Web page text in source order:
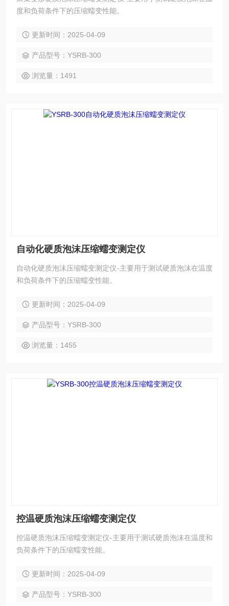
度和负荷条件下的压缩蠕变性能。
更新时间：2025-04-09
产品型号：YSRB-300
浏览量：1491
自动化硬质泡沫压缩蠕变测定仪
自动化硬质泡沫压缩蠕变测定仪-主要用于测试硬质泡沫在温度
和负荷条件下的压缩蠕变性能。
更新时间：2025-04-09
产品型号：YSRB-300
浏览量：1455
控温硬质泡沫压缩蠕变测定仪
控温硬质泡沫压缩蠕变测定仪-主要用于测试硬质泡沫在温度和
负荷条件下的压缩蠕变性能。
更新时间：2025-04-09
产品型号：YSRB-300